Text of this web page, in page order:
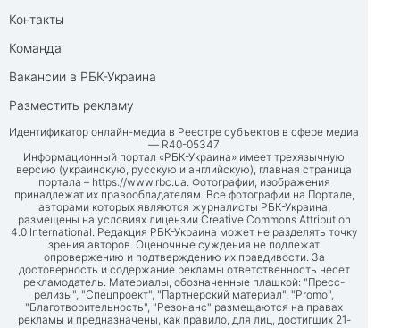
Контакты
Команда
Вакансии в РБК-Украина
Разместить рекламу
Идентификатор онлайн-медиа в Реестре субъектов в сфере медиа
— R40-05347
Информационный портал «РБК-Украина» имеет трехязычную
версию (украинскую, русскую и английскую), главная страница
портала – https://www.rbc.ua. Фотографии, изображения
принадлежат их правообладателям. Все фотографии на Портале,
авторами которых являются журналисты РБК-Украина,
размещены на условиях лицензии Creative Commons Attribution
4.0 International. Редакция РБК-Украина может не разделять точку
зрения авторов. Оценочные суждения не подлежат
опровержению и подтверждению их правдивости. За
достоверность и содержание рекламы ответственность несет
рекламодатель. Материалы, обозначенные плашкой: "Пресс-
релизы", "Спецпроект", "Партнерский материал", "Promo",
"Благотворительность", "Резонанс" размещаются на правах
рекламы и предназначены, как правило, для лиц, достигших 21-